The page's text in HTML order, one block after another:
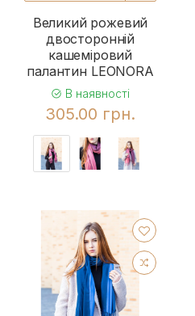
Великий рожевий
двосторонній
кашеміровий
палантин LEONORA
В наявності
305.00 грн.